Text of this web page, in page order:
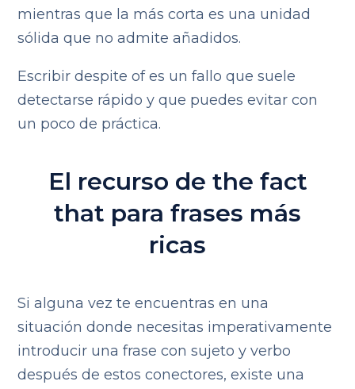
mientras que la más corta es una unidad
sólida que no admite añadidos.
Escribir despite of es un fallo que suele
detectarse rápido y que puedes evitar con
un poco de práctica.
El recurso de the fact
that para frases más
ricas
Si alguna vez te encuentras en una
situación donde necesitas imperativamente
introducir una frase con sujeto y verbo
después de estos conectores, existe una